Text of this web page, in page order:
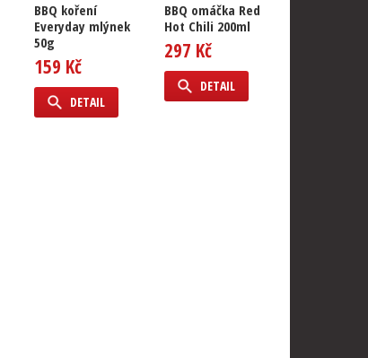
BBQ koření
Everyday mlýnek
50g
159 Kč
DETAIL
BBQ omáčka Red
Hot Chili 200ml
297 Kč
DETAIL